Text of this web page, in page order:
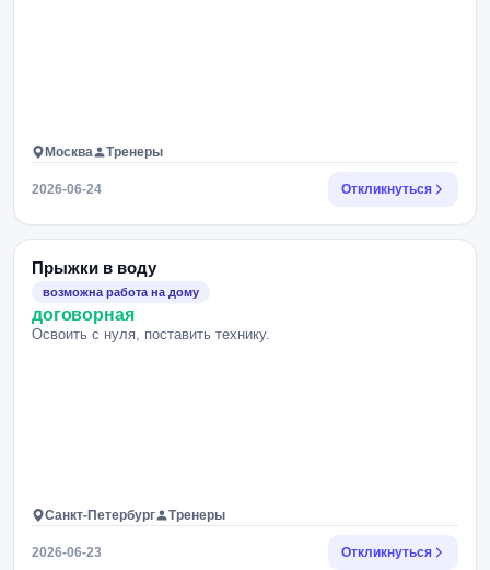
Москва Тренеры
2026-06-24 Откликнуться
Прыжки в воду
возможна работа на дому
договорная
Освоить с нуля, поставить технику.
Санкт-Петербург Тренеры
2026-06-23 Откликнуться